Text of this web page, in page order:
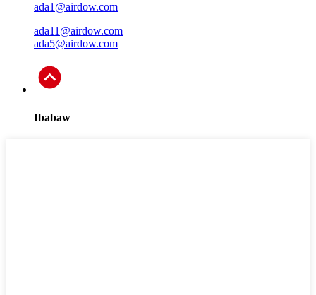
ada1@airdow.com
ada11@airdow.com
ada5@airdow.com
Ibabaw